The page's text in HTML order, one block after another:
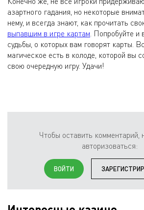
азартного гадания, но некоторые
нему, и всегда знают, как прочитать
выпавшим в игре картам. Попробуйте и
судьбы, о которых вам говорят карты.
магическое есть в колоде, которой вы
свою очередную игру. Удачи!
Чтобы оставить комментарий,
авторизоваться:
ВОЙТИ